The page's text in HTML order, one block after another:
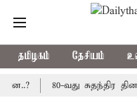
தமிழகம் தேசியம்
80-வது சுதந்திர தினம்: